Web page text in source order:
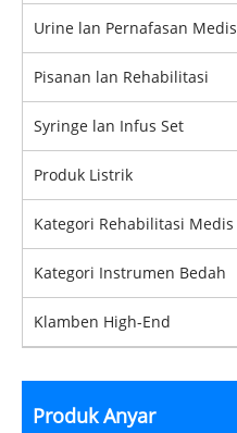
Urine lan Pernafasan Medis
Pisanan lan Rehabilitasi
Syringe lan Infus Set
Produk Listrik
Kategori Rehabilitasi Medis
Kategori Instrumen Bedah
Klamben High-End
Produk Anyar